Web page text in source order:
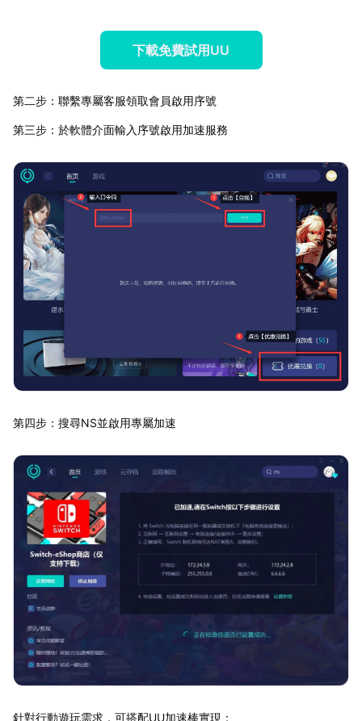
下載免費試用UU
第二步：聯繫專屬客服領取會員啟用序號
第三步：於軟體介面輸入序號啟用加速服務
第四步：搜尋NS並啟用專屬加速
針對行動遊玩需求，可搭配UU加速棒實現：